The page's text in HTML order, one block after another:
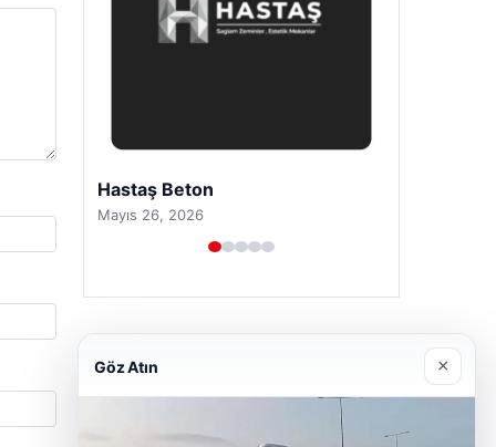
Prenses Night Club
Nisan 29, 2026
Göz Atın ×